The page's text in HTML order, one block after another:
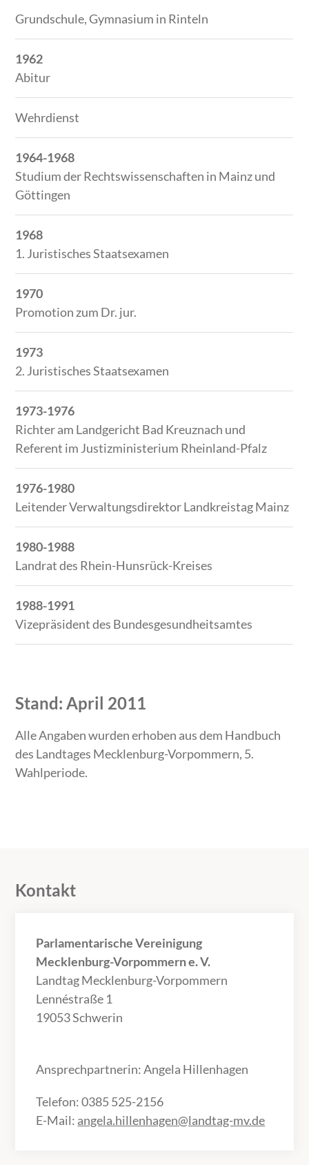
Grundschule, Gymnasium in Rinteln
1962
Abitur
Wehrdienst
1964-1968
Studium der Rechtswissenschaften in Mainz und
Göttingen
1968
1. Juristisches Staatsexamen
1970
Promotion zum Dr. jur.
1973
2. Juristisches Staatsexamen
1973-1976
Richter am Landgericht Bad Kreuznach und
Referent im Justizministerium Rheinland-Pfalz
1976-1980
Leitender Verwaltungsdirektor Landkreistag Mainz
1980-1988
Landrat des Rhein-Hunsrück-Kreises
1988-1991
Vizepräsident des Bundesgesundheitsamtes
Stand: April 2011
Alle Angaben wurden erhoben aus dem Handbuch
des Landtages Mecklenburg-Vorpommern, 5.
Wahlperiode.
Kontakt
Parlamentarische Vereinigung
Mecklenburg-Vorpommern e. V.
Landtag Mecklenburg-Vorpommern
Lennéstraße 1
19053 Schwerin
Ansprechpartnerin: Angela Hillenhagen
Telefon: 0385 525-2156
E-Mail: angela.hillenhagen@landtag-mv.de